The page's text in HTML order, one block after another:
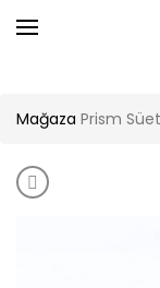
Mağaza Prism
Product
Prism Süet